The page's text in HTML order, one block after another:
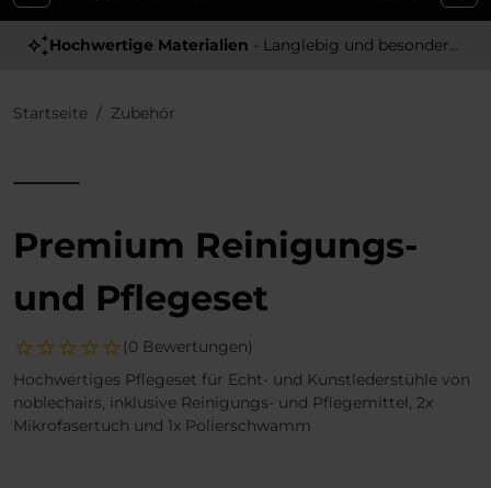
Hochwertige Materialien - Langlebig und besonders Angenehm
Startseite Zubehör
Premium Reinigungs-
und Pflegeset
(0 Bewertungen)
Hochwertiges Pflegeset für Echt- und Kunstlederstühle von
noblechairs, inklusive Reinigungs- und Pflegemittel, 2x
Mikrofasertuch und 1x Polierschwamm